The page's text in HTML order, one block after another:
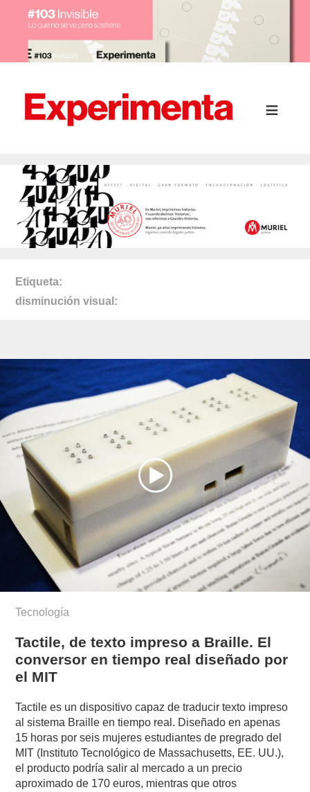
Etiqueta
disminución visual
Tecnología
Tactile, de texto impreso a Braille. El
conversor en tiempo real diseñado por
el MIT
Tactile es un dispositivo capaz de traducir texto impreso
al sistema Braille en tiempo real. Diseñado en apenas
15 horas por seis mujeres estudiantes de pregrado del
MIT (Instituto Tecnológico de Massachusetts, EE. UU.),
el producto podría salir al mercado a un precio
aproximado de 170 euros, mientras que otros